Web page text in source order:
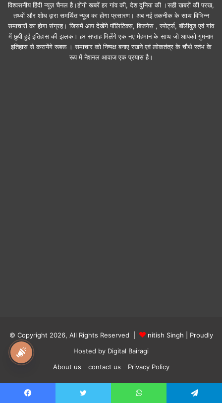
विश्वसनीय हिंदी न्यूज़ चैनल है।होंगी खबरें हर गांव की, देश दुनिया की ।सही खबरों की परख,
तथ्यों और शोध द्वारा समर्थित न्यूज़ का होगा प्रसारण। अब नई तकनीक के साथ विभिन्न
समाचारों का होगा संग्रह। जिसमें आप देखेंगे पॉलिटिक्स, बिजनेस , स्पोर्ट्स, बॉलीवुड एवं गांव
में छुपी हुई इतिहास की झलक। हर सप्ताह मिलेंगे एक नए मेहमान के साथ जो आपको गुमनाम
इतिहास से करायेंगे रूबरू । समाचार को निष्पक्ष बनाए रखने एवं लोकतंत्र के चौथे स्तंभ के
रूप में नेशनल आवाज एक प्रयास है।
© Copyright 2026, All Rights Reserved | nitish Singh | Proudly
Hosted by Digital Bairagi
About us
contact us Privacy Policy
Facebook YouTubeInstagram
national awaz